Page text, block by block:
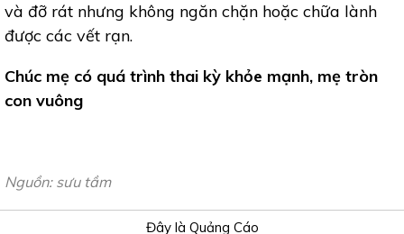
và đỡ rát nhưng không ngăn chặn hoặc chữa lành
được các vết rạn.
Chúc mẹ có quá trình thai kỳ khỏe mạnh, mẹ tròn
con vuông
Nguồn: sưu tầm
Đây là Quảng Cáo